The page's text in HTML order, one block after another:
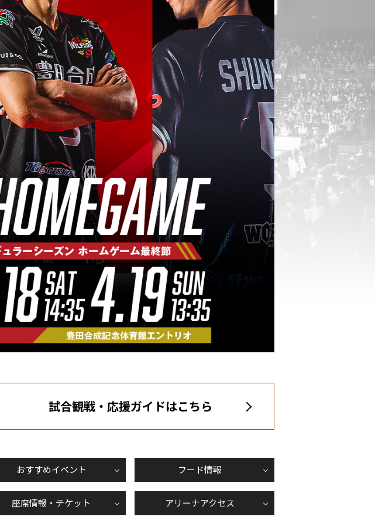
試合観戦・応援ガイドはこちら
おすすめイベント フード情報
座席情報・チケット アリーナアクセス